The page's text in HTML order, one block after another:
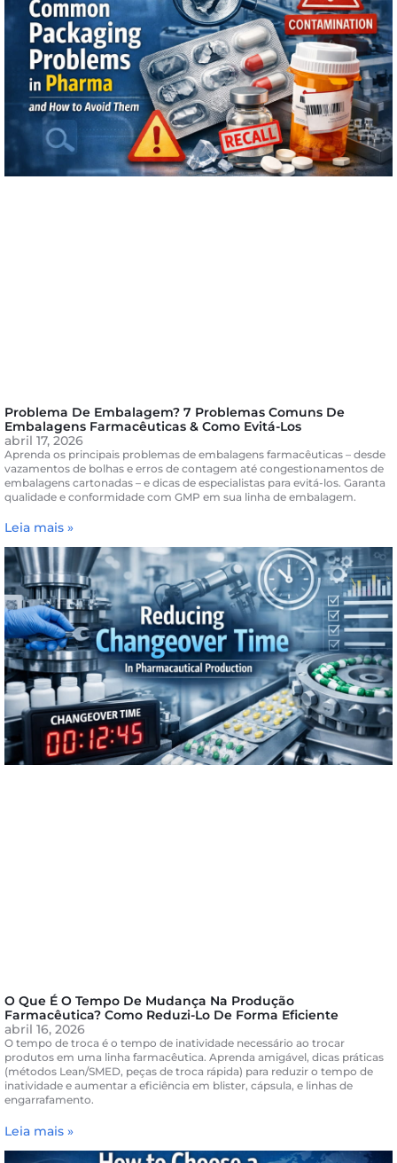
Problema De Embalagem? 7 Problemas Comuns De
Embalagens Farmacêuticas & Como Evitá-Los
abril 17, 2026
Aprenda os principais problemas de embalagens farmacêuticas – desde
vazamentos de bolhas e erros de contagem até congestionamentos de
embalagens cartonadas – e dicas de especialistas para evitá-los. Garanta
qualidade e conformidade com GMP em sua linha de embalagem.
Leia mais »
O Que É O Tempo De Mudança Na Produção
Farmacêutica? Como Reduzi-Lo De Forma Eficiente
abril 16, 2026
O tempo de troca é o tempo de inatividade necessário ao trocar
produtos em uma linha farmacêutica. Aprenda amigável, dicas práticas
(métodos Lean/SMED, peças de troca rápida) para reduzir o tempo de
inatividade e aumentar a eficiência em blister, cápsula, e linhas de
engarrafamento.
Leia mais »